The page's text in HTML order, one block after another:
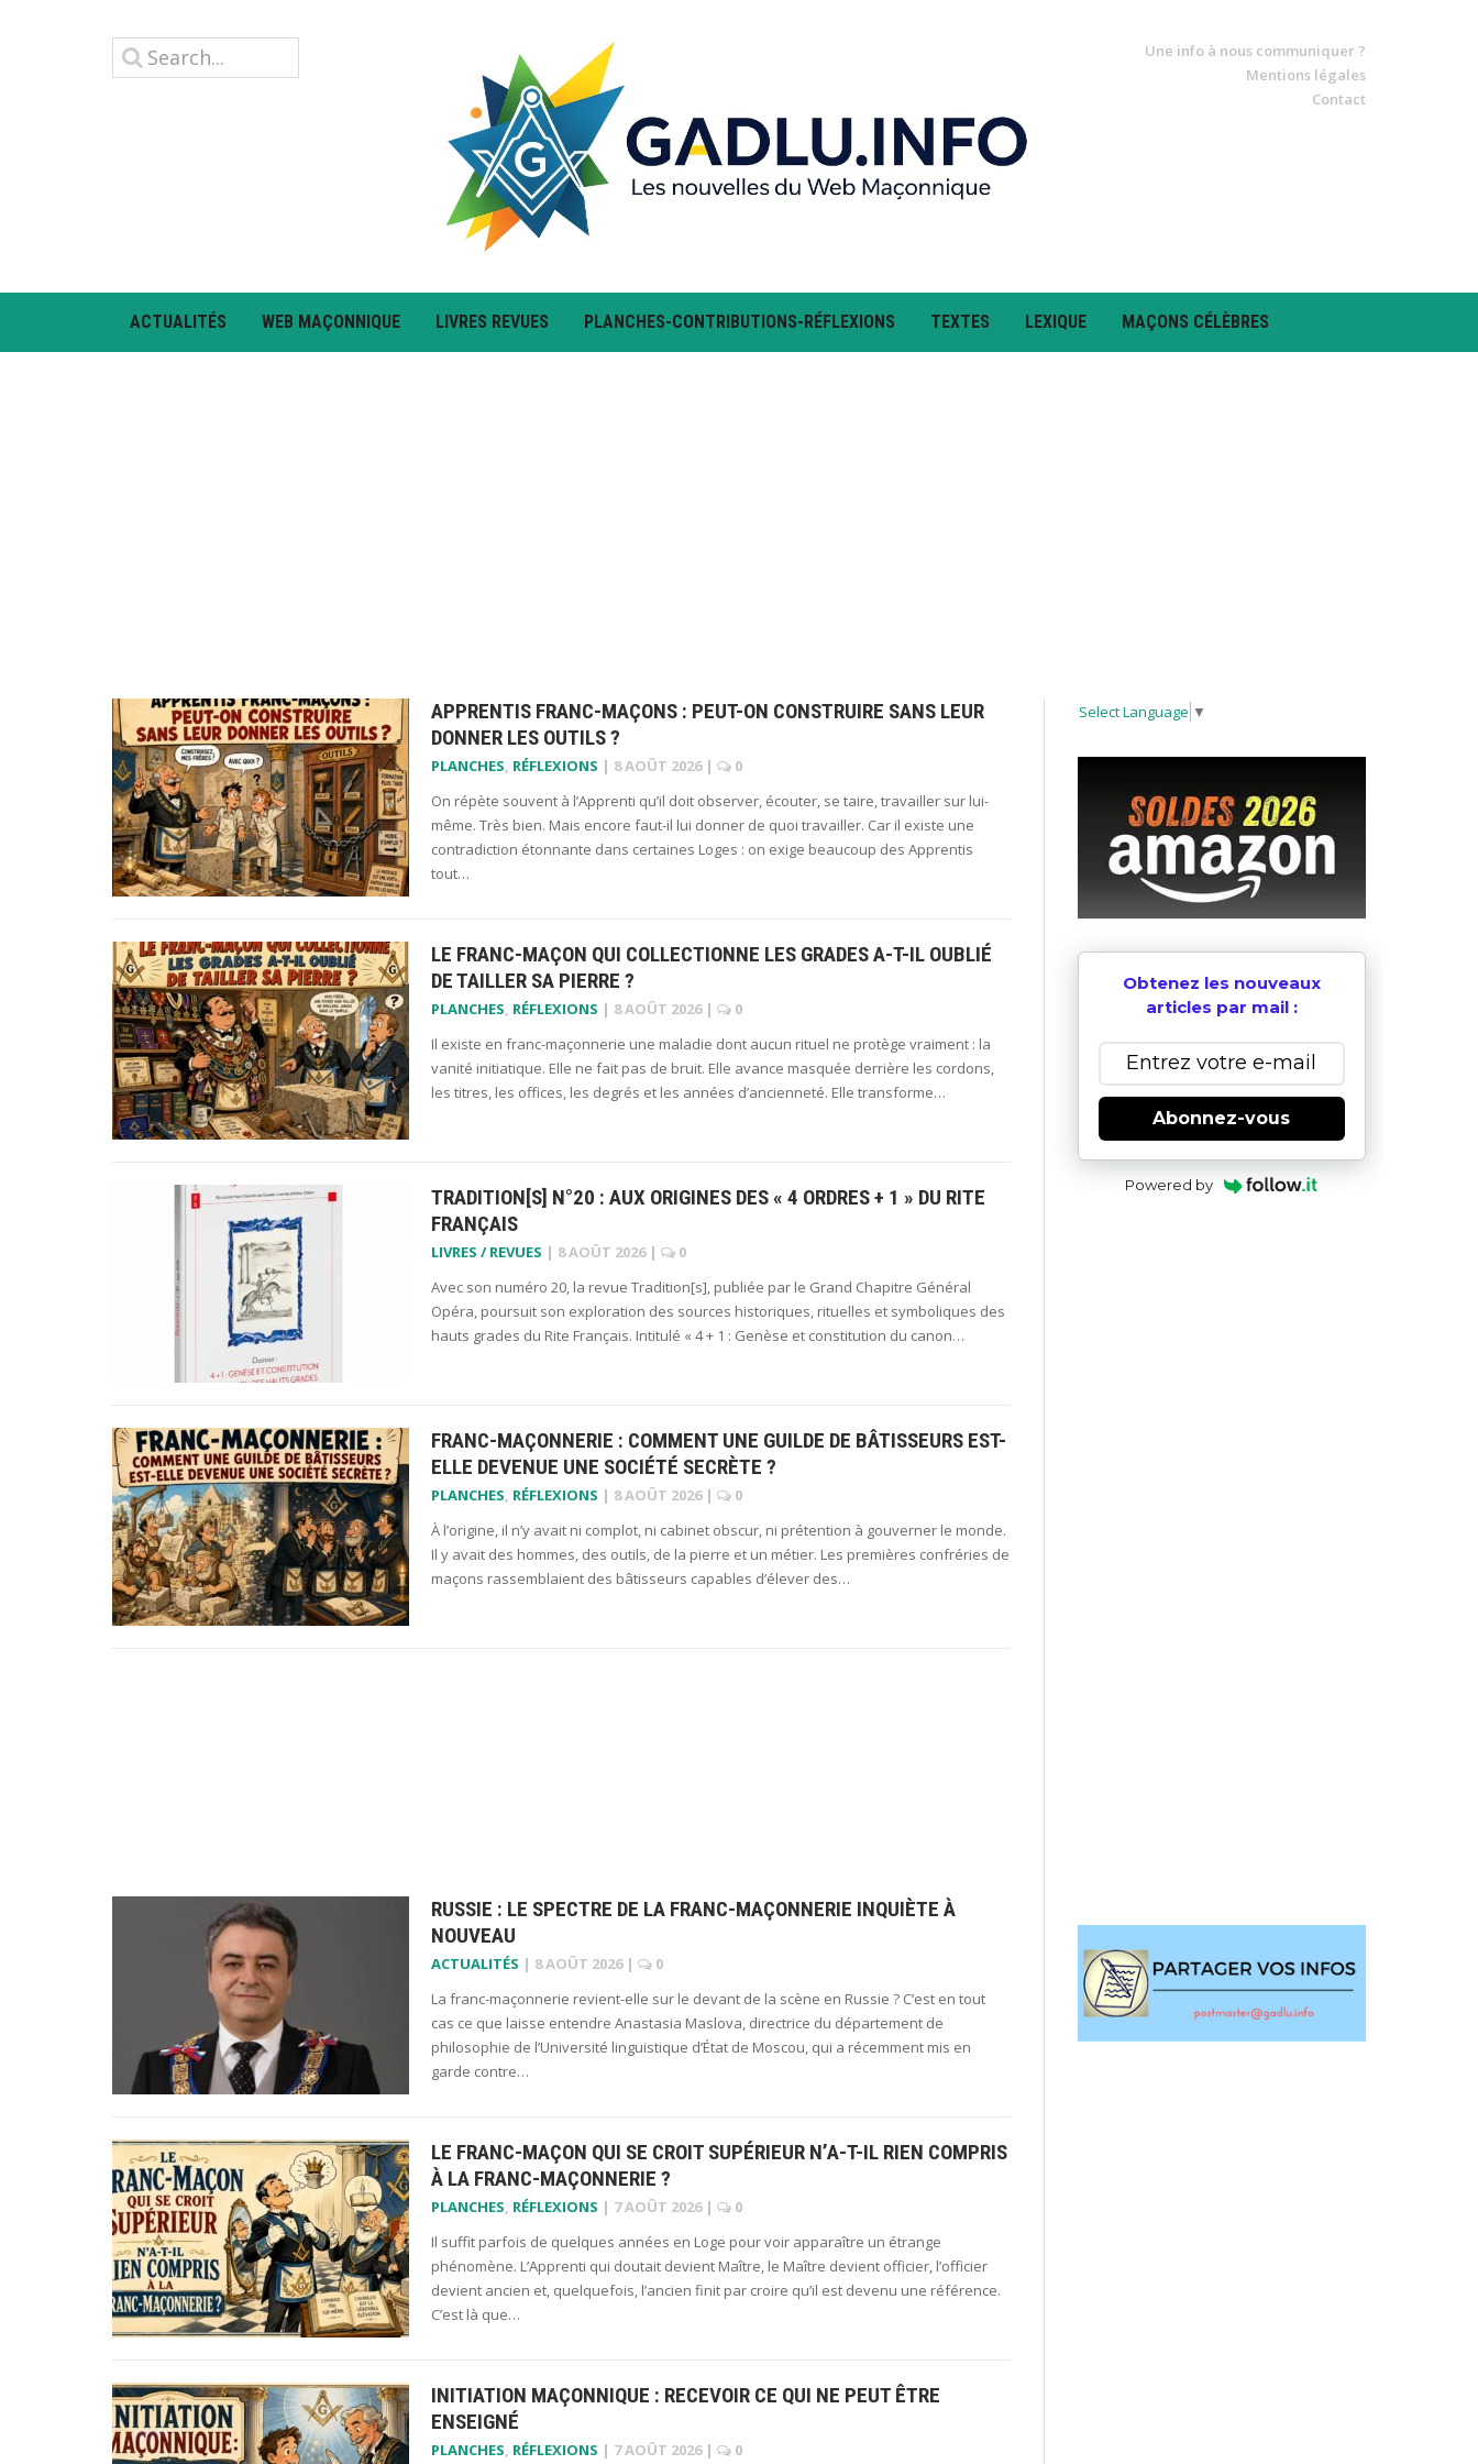
Une info à nous communiquer ?
Mentions légales
Contact
ACTUALITÉS WEB MAÇONNIQUE LIVRES REVUES PLANCHES-CONTRIBUTIONS-RÉFLEXIONS TEXTES LEXIQUE MAÇONS CÉLÈBRES
APPRENTIS FRANC-MAÇONS : PEUT-ON CONSTRUIRE SANS LEUR
DONNER LES OUTILS ?
PLANCHES, RÉFLEXIONS | 8 AOÛT 2026 |
0
On répète souvent à l’Apprenti qu’il doit observer, écouter, se taire, travailler sur lui-
même. Très bien. Mais encore faut-il lui donner de quoi travailler. Car il existe une
contradiction étonnante dans certaines Loges : on exige beaucoup des Apprentis
tout…
LE FRANC-MAÇON QUI COLLECTIONNE LES GRADES A-T-IL OUBLIÉ
DE TAILLER SA PIERRE ?
PLANCHES, RÉFLEXIONS | 8 AOÛT 2026 |
0
Il existe en franc-maçonnerie une maladie dont aucun rituel ne protège vraiment : la
vanité initiatique. Elle ne fait pas de bruit. Elle avance masquée derrière les cordons,
les titres, les offices, les degrés et les années d’ancienneté. Elle transforme…
TRADITION[S] N°20 : AUX ORIGINES DES « 4 ORDRES + 1 » DU RITE
FRANÇAIS
LIVRES / REVUES | 8 AOÛT 2026 |
0
Avec son numéro 20, la revue Tradition[s], publiée par le Grand Chapitre Général
Opéra, poursuit son exploration des sources historiques, rituelles et symboliques des
hauts grades du Rite Français. Intitulé « 4 + 1 : Genèse et constitution du canon…
FRANC-MAÇONNERIE : COMMENT UNE GUILDE DE BÂTISSEURS EST-
ELLE DEVENUE UNE SOCIÉTÉ SECRÈTE ?
PLANCHES, RÉFLEXIONS | 8 AOÛT 2026 |
0
À l’origine, il n’y avait ni complot, ni cabinet obscur, ni prétention à gouverner le monde.
Il y avait des hommes, des outils, de la pierre et un métier. Les premières confréries de
maçons rassemblaient des bâtisseurs capables d’élever des…
RUSSIE : LE SPECTRE DE LA FRANC-MAÇONNERIE INQUIÈTE À
NOUVEAU
ACTUALITÉS | 8 AOÛT 2026 |
0
La franc-maçonnerie revient-elle sur le devant de la scène en Russie ? C’est en tout
cas ce que laisse entendre Anastasia Maslova, directrice du département de
philosophie de l’Université linguistique d’État de Moscou, qui a récemment mis en
garde contre…
LE FRANC-MAÇON QUI SE CROIT SUPÉRIEUR N’A-T-IL RIEN COMPRIS
À LA FRANC-MAÇONNERIE ?
PLANCHES, RÉFLEXIONS | 7 AOÛT 2026 |
0
Il suffit parfois de quelques années en Loge pour voir apparaître un étrange
phénomène. L’Apprenti qui doutait devient Maître, le Maître devient officier, l’officier
devient ancien et, quelquefois, l’ancien finit par croire qu’il est devenu une référence.
C’est là que…
INITIATION MAÇONNIQUE : RECEVOIR CE QUI NE PEUT ÊTRE
ENSEIGNÉ
PLANCHES, RÉFLEXIONS | 7 AOÛT 2026 |
0
Select Language ▼
Obtenez les nouveaux
articles par mail :
Abonnez-vous
Powered by